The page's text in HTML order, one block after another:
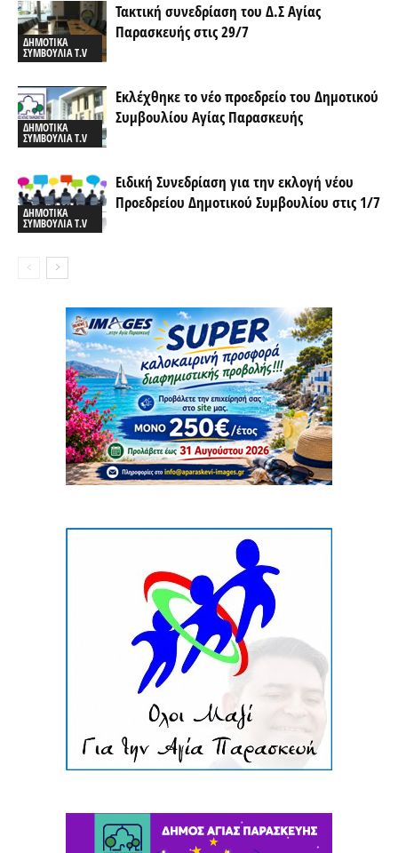
ΔΗΜΟΤΙΚΑ
ΣΥΜΒΟΥΛΙΑ T.V
Τακτική συνεδρίαση του Δ.Σ Αγίας
Παρασκευής στις 29/7
ΔΗΜΟΤΙΚΑ
ΣΥΜΒΟΥΛΙΑ T.V
Εκλέχθηκε το νέο προεδρείο του Δημοτικού
Συμβουλίου Αγίας Παρασκευής
ΔΗΜΟΤΙΚΑ
ΣΥΜΒΟΥΛΙΑ T.V
Ειδική Συνεδρίαση για την εκλογή νέου
Προεδρείου Δημοτικού Συμβουλίου στις 1/7